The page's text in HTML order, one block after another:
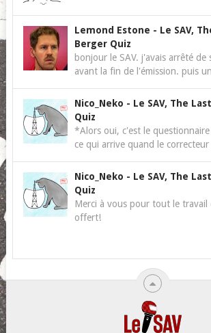
Lemond Estone - Le SAV,
Berger Quiz
bonjour le SAV. j'avais arrêté de
avant la fin de l'émission. puis
Nico_Neko - Le SAV, The
Quiz
*Alors oui, c'est le
ce qui arrive quand le
Nico_Neko - Le SAV, The
Quiz
Merci à vous pour tout le travail
offert!